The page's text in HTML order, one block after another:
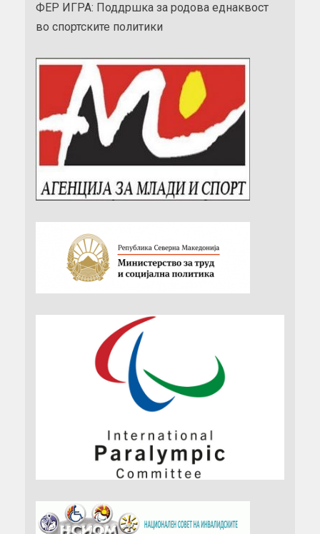
ФЕР ИГРА: Поддршка за родова еднаквост
во спортските политики